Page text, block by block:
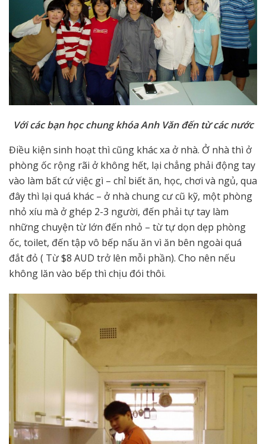
Với các bạn học chung khóa Anh Văn đến từ các nước
Điều kiện sinh hoạt thì cũng khác xa ở nhà. Ở nhà thì ở
phòng ốc rộng rãi ở không hết, lại chẳng phải động tay
vào làm bất cứ việc gì – chỉ biết ăn, học, chơi và ngủ, qua
đây thì lại quá khác – ở nhà chung cư cũ kỹ, một phòng
nhỏ xíu mà ở ghép 2-3 người, đến phải tự tay làm
những chuyện từ lớn đến nhỏ – từ tự dọn dẹp phòng
ốc, toilet, đến tập vô bếp nấu ăn vì ăn bên ngoài quá
đắt đỏ ( Từ $8 AUD trở lên mỗi phần). Cho nên nếu
không lăn vào bếp thì chịu đói thôi.